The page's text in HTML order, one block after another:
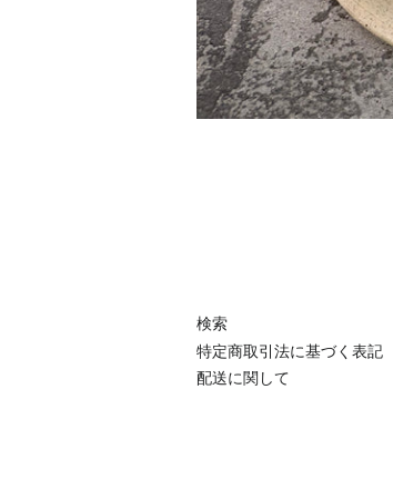
検索
特定商取引法に基づく表記
配送に関して